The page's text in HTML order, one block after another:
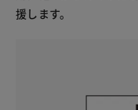
援します。